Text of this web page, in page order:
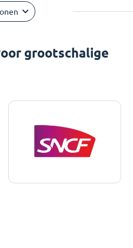
grootschalige